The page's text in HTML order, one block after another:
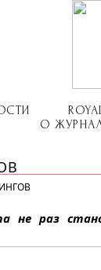
О
не раз